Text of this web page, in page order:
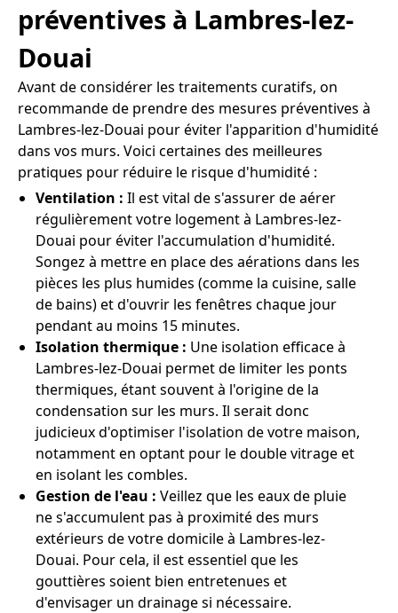
préventives à Lambres-lez-
Douai
Avant de considérer les traitements curatifs, on
recommande de prendre des mesures préventives à
Lambres-lez-Douai pour éviter l'apparition d'humidité
dans vos murs. Voici certaines des meilleures
pratiques pour réduire le risque d'humidité :
Ventilation : Il est vital de s'assurer de aérer
régulièrement votre logement à Lambres-lez-
Douai pour éviter l'accumulation d'humidité.
Songez à mettre en place des aérations dans les
pièces les plus humides (comme la cuisine, salle
de bains) et d'ouvrir les fenêtres chaque jour
pendant au moins 15 minutes.
Isolation thermique : Une isolation efficace à
Lambres-lez-Douai permet de limiter les ponts
thermiques, étant souvent à l'origine de la
condensation sur les murs. Il serait donc
judicieux d'optimiser l'isolation de votre maison,
notamment en optant pour le double vitrage et
en isolant les combles.
Gestion de l'eau : Veillez que les eaux de pluie
ne s'accumulent pas à proximité des murs
extérieurs de votre domicile à Lambres-lez-
Douai. Pour cela, il est essentiel que les
gouttières soient bien entretenues et
d'envisager un drainage si nécessaire.